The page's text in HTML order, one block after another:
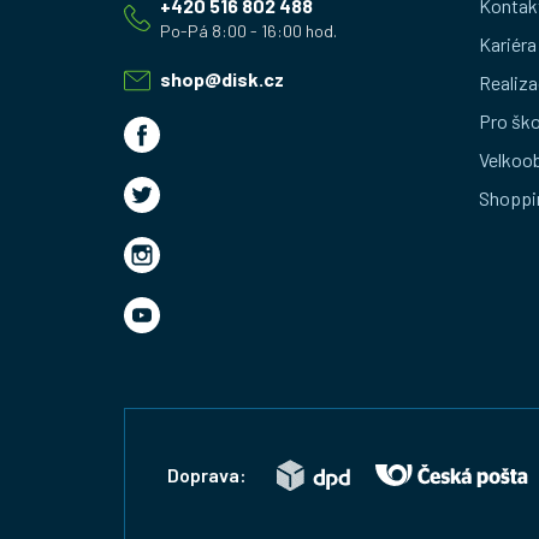
shop@disk.cz
+420 516 802 488
Kariéra
Pro
Doprava: